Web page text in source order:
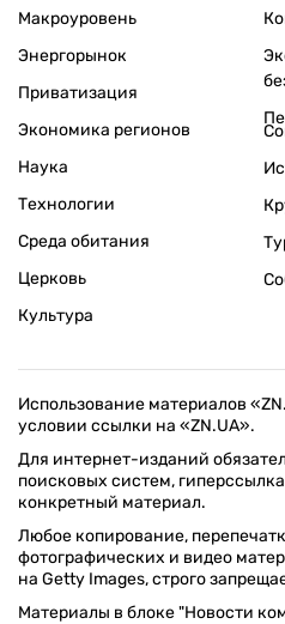
Макроуровень
Энергорынок
Приватизация
Экономика регионов
Наука
Технологии
Среда обитания
Церковь
Культура
Использование материалов
условии ссылки на «ZN.UA».
Для интернет-изданий
поисковых систем,
конкретный материал.
Любое копирование,
фотографических и видео
на Getty Images, строго
Материалы в блоке "Новости